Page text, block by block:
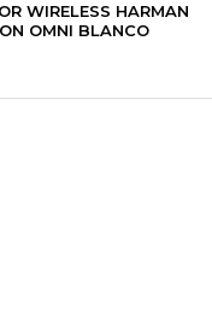
WIRELESS HARMAN
OMNI BLANCO